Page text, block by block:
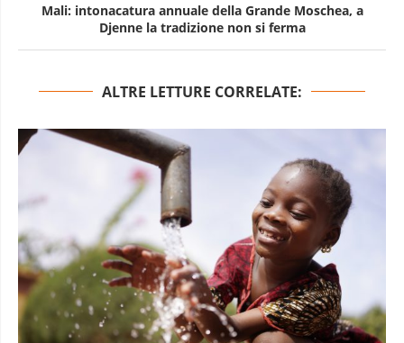
Mali: intonacatura annuale della Grande Moschea, a
Djenne la tradizione non si ferma
ALTRE LETTURE CORRELATE: